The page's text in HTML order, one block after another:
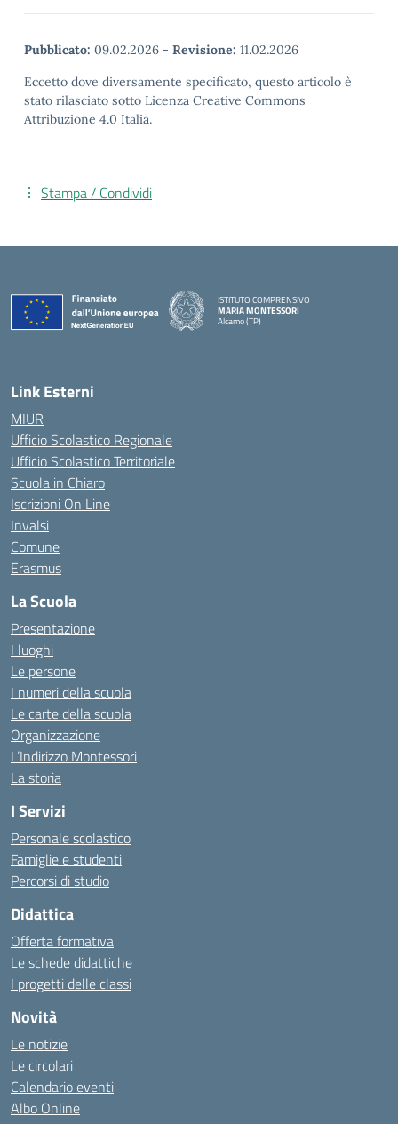
Pubblicato: 09.02.2026 - Revisione: 11.02.2026
Eccetto dove diversamente specificato, questo articolo è
stato rilasciato sotto Licenza Creative Commons
Attribuzione 4.0 Italia.
Stampa / Condividi
ISTITUTO COMPRENSIVO
MARIA MONTESSORI
Alcamo (TP)
Link Esterni
MIUR
Ufficio Scolastico Regionale
Ufficio Scolastico Territoriale
Scuola in Chiaro
Iscrizioni On Line
Invalsi
Comune
Erasmus
La Scuola
Presentazione
I luoghi
Le persone
I numeri della scuola
Le carte della scuola
Organizzazione
L’Indirizzo Montessori
La storia
I Servizi
Personale scolastico
Famiglie e studenti
Percorsi di studio
Didattica
Offerta formativa
Le schede didattiche
I progetti delle classi
Novità
Le notizie
Le circolari
Calendario eventi
Albo Online